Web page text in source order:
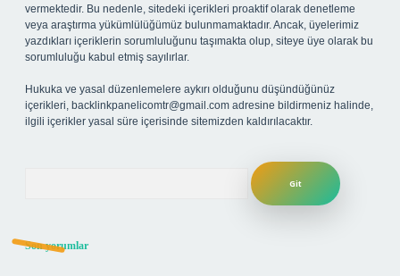
vermektedir. Bu nedenle, sitedeki içerikleri proaktif olarak denetleme
veya araştırma yükümlülüğümüz bulunmamaktadır. Ancak, üyelerimiz
yazdıkları içeriklerin sorumluluğunu taşımakta olup, siteye üye olarak bu
sorumluluğu kabul etmiş sayılırlar.
Hukuka ve yasal düzenlemelere aykırı olduğunu düşündüğünüz
içerikleri, backlinkpanelicomtr@gmail.com adresine bildirmeniz halinde,
ilgili içerikler yasal süre içerisinde sitemizden kaldırılacaktır.
Son yorumlar